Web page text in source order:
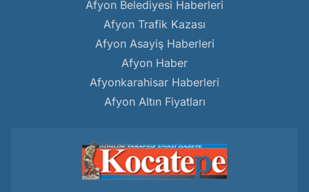
Afyon Belediyesi Haberleri
Afyon Trafik Kazası
Afyon Asayiş Haberleri
Afyon Haber
Afyonkarahisar Haberleri
Afyon Altın Fiyatları